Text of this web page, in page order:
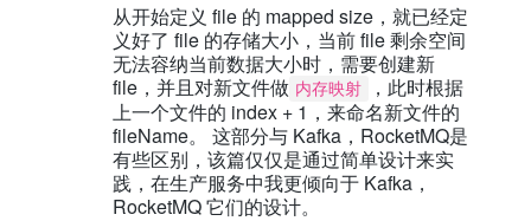
从开始定义 file 的 mapped size，就已经定
义好了 file 的存储大小，当前 file 剩余空间
无法容纳当前数据大小时，需要创建新
file，并且对新文件做 内存映射
，此时根据
上一个文件的 index + 1，来命名新文件的
fileName。 这部分与 Kafka，RocketMQ是
有些区别，该篇仅仅是通过简单设计来实
践，在生产服务中我更倾向于 Kafka，
RocketMQ 它们的设计。